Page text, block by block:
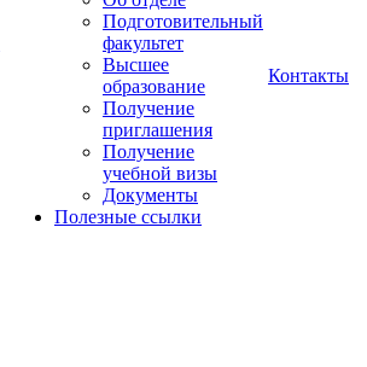
Подготовительный
факультет
Высшее
образование
Получение
приглашения
Получение
учебной визы
Документы
Полезные ссылки
Контакты